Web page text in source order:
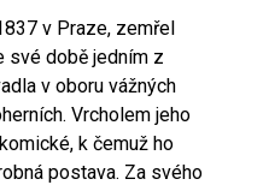
v Praze, zemřel
své době jedním z
v oboru vážných
Vrcholem jeho
k čemuž ho
postava. Za svého